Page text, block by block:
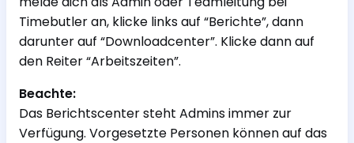
Timebutler an, klicke links auf “Berichte”, dann
darunter auf “Downloadcenter”. Klicke dann auf
den Reiter “Arbeitszeiten”.
Beachte:
Das Berichtscenter steht Admins immer zur
Verfügung. Vorgesetzte Personen können auf das